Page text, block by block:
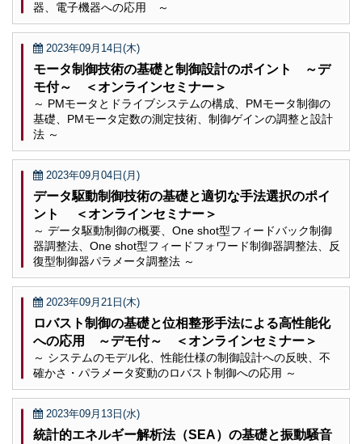
器、電子機器への応用 ～
2023年09月14日(木)
モータ制御技術の基礎と制御設計のポイント ～デ
モ付～ ＜オンラインセミナー＞
～ PMモータとドライブシステムの構成、PMモータ制御の
基礎、PMモータ定数の測定技術、制御ゲインの調整と設計
法 ～
2023年09月04日(月)
データ駆動制御技術の基礎と適切な手法選択のポイ
ント ＜オンラインセミナー＞
～ データ駆動制御の概要、One shot型フィードバック制御
器調整法、One shot型フィードフォワード制御器調整法、反
復型制御器パラメータ調整法 ～
2023年09月21日(木)
ロバスト制御の基礎と位相整形手法による高性能化
への応用 ～デモ付～ ＜オンラインセミナー＞
～ システムのモデル化、性能仕様の制御設計への反映、不
確かさ・パラメータ変動のロバスト制御への応用 ～
2023年09月13日(水)
統計的エネルギー解析法（SEA）の基礎と振動騒音